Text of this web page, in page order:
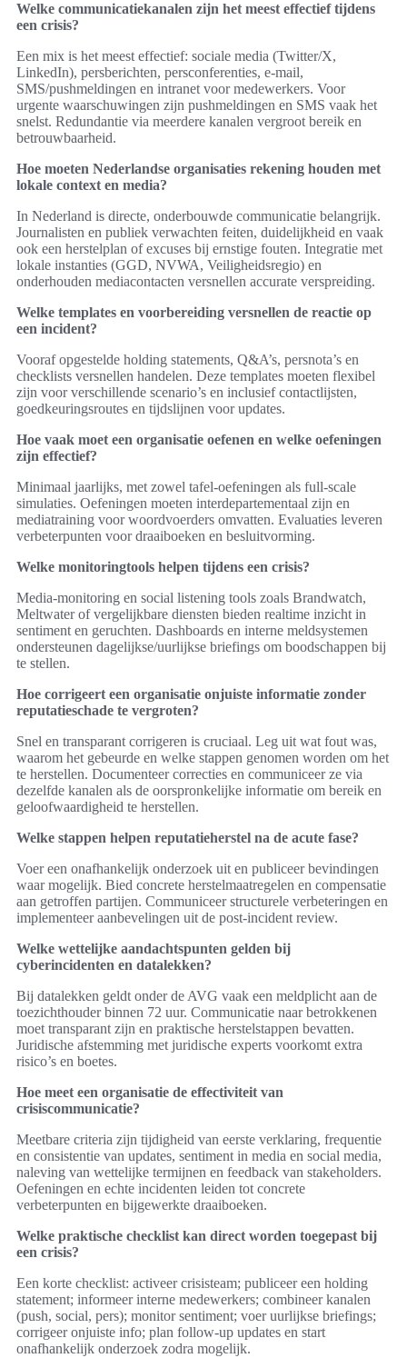
Welke communicatiekanalen zijn het meest effectief tijdens
een crisis?
Een mix is het meest effectief: sociale media (Twitter/X,
LinkedIn), persberichten, persconferenties, e-mail,
SMS/pushmeldingen en intranet voor medewerkers. Voor
urgente waarschuwingen zijn pushmeldingen en SMS vaak het
snelst. Redundantie via meerdere kanalen vergroot bereik en
betrouwbaarheid.
Hoe moeten Nederlandse organisaties rekening houden met
lokale context en media?
In Nederland is directe, onderbouwde communicatie belangrijk.
Journalisten en publiek verwachten feiten, duidelijkheid en vaak
ook een herstelplan of excuses bij ernstige fouten. Integratie met
lokale instanties (GGD, NVWA, Veiligheidsregio) en
onderhouden mediacontacten versnellen accurate verspreiding.
Welke templates en voorbereiding versnellen de reactie op
een incident?
Vooraf opgestelde holding statements, Q&A’s, persnota’s en
checklists versnellen handelen. Deze templates moeten flexibel
zijn voor verschillende scenario’s en inclusief contactlijsten,
goedkeuringsroutes en tijdslijnen voor updates.
Hoe vaak moet een organisatie oefenen en welke oefeningen
zijn effectief?
Minimaal jaarlijks, met zowel tafel-oefeningen als full-scale
simulaties. Oefeningen moeten interdepartementaal zijn en
mediatraining voor woordvoerders omvatten. Evaluaties leveren
verbeterpunten voor draaiboeken en besluitvorming.
Welke monitoringtools helpen tijdens een crisis?
Media-monitoring en social listening tools zoals Brandwatch,
Meltwater of vergelijkbare diensten bieden realtime inzicht in
sentiment en geruchten. Dashboards en interne meldsystemen
ondersteunen dagelijkse/uurlijkse briefings om boodschappen bij
te stellen.
Hoe corrigeert een organisatie onjuiste informatie zonder
reputatieschade te vergroten?
Snel en transparant corrigeren is cruciaal. Leg uit wat fout was,
waarom het gebeurde en welke stappen genomen worden om het
te herstellen. Documenteer correcties en communiceer ze via
dezelfde kanalen als de oorspronkelijke informatie om bereik en
geloofwaardigheid te herstellen.
Welke stappen helpen reputatieherstel na de acute fase?
Voer een onafhankelijk onderzoek uit en publiceer bevindingen
waar mogelijk. Bied concrete herstelmaatregelen en compensatie
aan getroffen partijen. Communiceer structurele verbeteringen en
implementeer aanbevelingen uit de post-incident review.
Welke wettelijke aandachtspunten gelden bij
cyberincidenten en datalekken?
Bij datalekken geldt onder de AVG vaak een meldplicht aan de
toezichthouder binnen 72 uur. Communicatie naar betrokkenen
moet transparant zijn en praktische herstelstappen bevatten.
Juridische afstemming met juridische experts voorkomt extra
risico’s en boetes.
Hoe meet een organisatie de effectiviteit van
crisiscommunicatie?
Meetbare criteria zijn tijdigheid van eerste verklaring, frequentie
en consistentie van updates, sentiment in media en social media,
naleving van wettelijke termijnen en feedback van stakeholders.
Oefeningen en echte incidenten leiden tot concrete
verbeterpunten en bijgewerkte draaiboeken.
Welke praktische checklist kan direct worden toegepast bij
een crisis?
Een korte checklist: activeer crisisteam; publiceer een holding
statement; informeer interne medewerkers; combineer kanalen
(push, social, pers); monitor sentiment; voer uurlijkse briefings;
corrigeer onjuiste info; plan follow-up updates en start
onafhankelijk onderzoek zodra mogelijk.